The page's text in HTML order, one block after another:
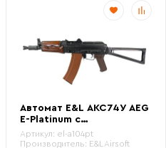
Автомат E&L АКС74У AEG
E-Platinum с
электронным ключом
GATE ASTER SE (el-
Артикул: el-a104pt
Производитель: E&L Airsoft